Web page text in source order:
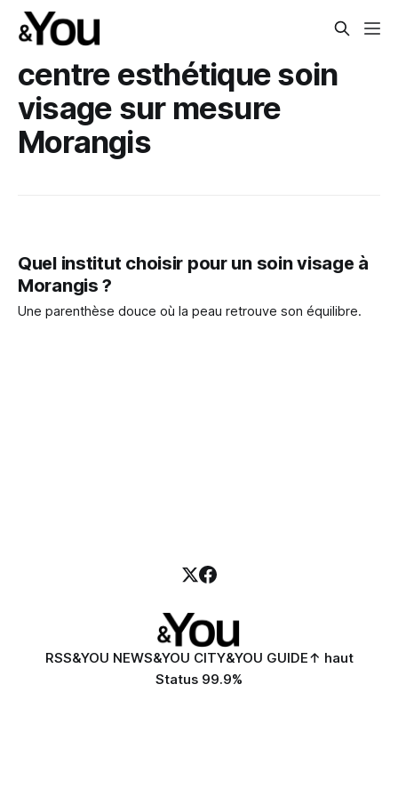
centre esthétique soin
visage sur mesure
Morangis
Quel institut choisir pour un soin visage à
Morangis ?
Une parenthèse douce où la peau retrouve son équilibre.
RSS&YOU NEWS&YOU CITY&YOU GUIDE↑ haut
Status 99.9%